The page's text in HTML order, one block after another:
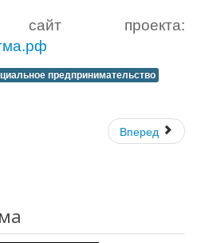
сайт проекта:
предпринимательство
Вперед